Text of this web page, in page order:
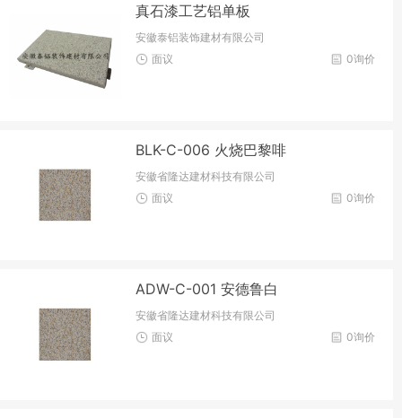
真石漆工艺铝单板
安徽泰铝装饰建材有限公司
0询价
面议
BLK-C-006 火烧巴黎啡
安徽省隆达建材科技有限公司
0询价
面议
ADW-C-001 安德鲁白
安徽省隆达建材科技有限公司
0询价
面议